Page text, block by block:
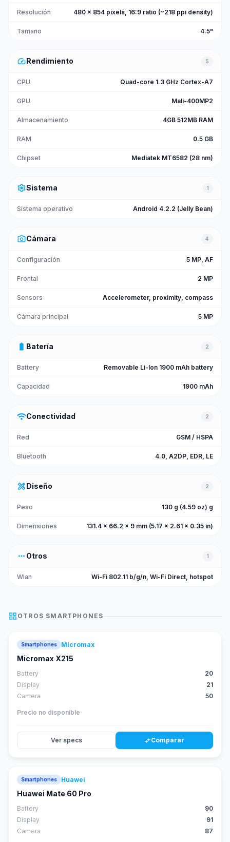
Resolución 480 x 854 pixels, 16:9 ratio (~218 ppi density)
Tamaño 4.5"
speedRendimiento 5
CPU Quad-core 1.3 GHz Cortex-A7
GPU Mali-400MP2
Almacenamiento 4GB 512MB RAM
RAM 0.5 GB
Chipset Mediatek MT6582 (28 nm)
settingsSistema 1
Sistema operativo Android 4.2.2 (Jelly Bean)
photo_cameraCámara 4
Configuración 5 MP, AF
Frontal 2 MP
Sensors Accelerometer, proximity, compass
Cámara principal 5 MP
battery_full Batería 2
Battery Removable Li-Ion 1900 mAh battery
Capacidad 1900 mAh
wifiConectividad 2
Red GSM / HSPA
Bluetooth 4.0, A2DP, EDR, LE
design_servicesDiseño 2
Peso 130 g (4.59 oz) g
Dimensiones 131.4 x 66.2 x 9 mm (5.17 x 2.61 x 0.35 in)
more_horiz Otros 1
Wlan Wi-Fi 802.11 b/g/n, Wi-Fi Direct, hotspot
grid_view OTROS SMARTPHONES
Smartphones Micromax
Micromax X215
Battery
20
Display
21
Camera
50
Precio no disponible
Ver specs compare_arrowsComparar
Smartphones Huawei
Huawei Mate 60 Pro
Battery
90
Display
91
Camera
87